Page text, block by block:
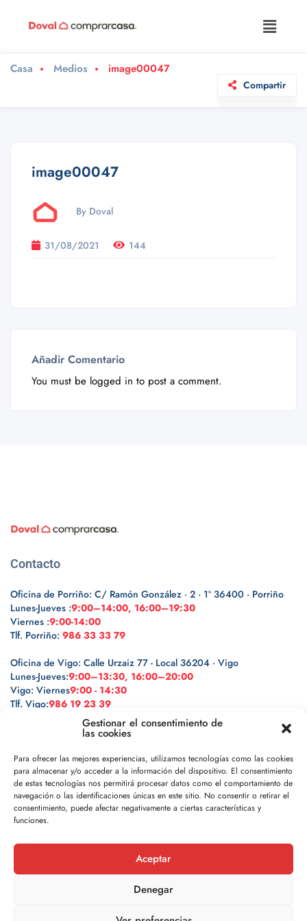
Gestionar el consentimiento de
las cookies
Para ofrecer las mejores experiencias, utilizamos tecnologías como las cookies
para almacenar y/o acceder a la información del dispositivo. El consentimiento
de estas tecnologías nos permitirá procesar datos como el comportamiento de
navegación o las identificaciones únicas en este sitio. No consentir o retirar el
consentimiento, puede afectar negativamente a ciertas características y
funciones.
Aceptar
Denegar
Casa Medios image00047
Compartir
image00047
By Doval
31/08/2021 144
Añadir Comentario
You must be logged in to post a comment.
Contacto
Oficina de Porriño: C/ Ramón González · 2 · 1º 36400 · Porriño
Lunes-Jueves :9:00–14:00, 16:00–19:30
Viernes :9:00-14:00
Tlf. Porriño: 986 33 33 79
Oficina de Vigo: Calle Urzaiz 77 - Local 36204 · Vigo
Lunes-Jueves:9:00–13:30, 16:00–20:00
Vigo: Viernes9:00 - 14:30
Tlf. Vigo:986 19 23 39
Legal
Política de privacidad